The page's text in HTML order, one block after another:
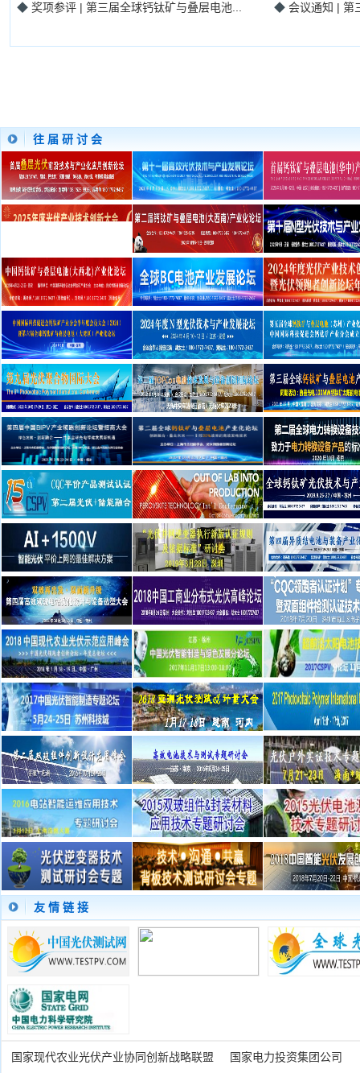
◆ 奖项参评 | 第三届全球钙钛矿与叠层电池... ◆ 会议通知 | 第
往 届 研 讨 会
友 情 链 接
国家现代农业光伏产业协同创新战略联盟 国家电力投资集团公司